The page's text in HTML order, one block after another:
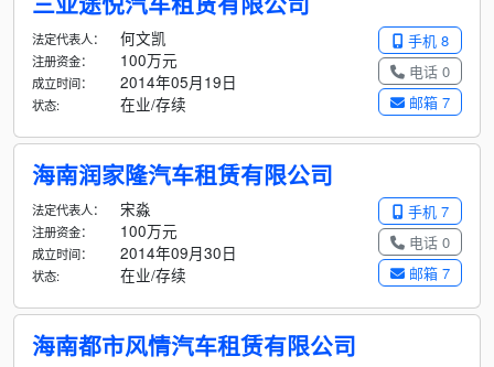
手机 8
电话 0
邮箱 7
法定代表人： 何文凯
注册资金： 100万元
成立时间： 2014年05月19日
状态: 在业/存续
海南润家隆汽车租赁有限公司
手机 7
电话 0
邮箱 7
法定代表人： 宋淼
注册资金： 100万元
成立时间： 2014年09月30日
状态: 在业/存续
海南都市风情汽车租赁有限公司